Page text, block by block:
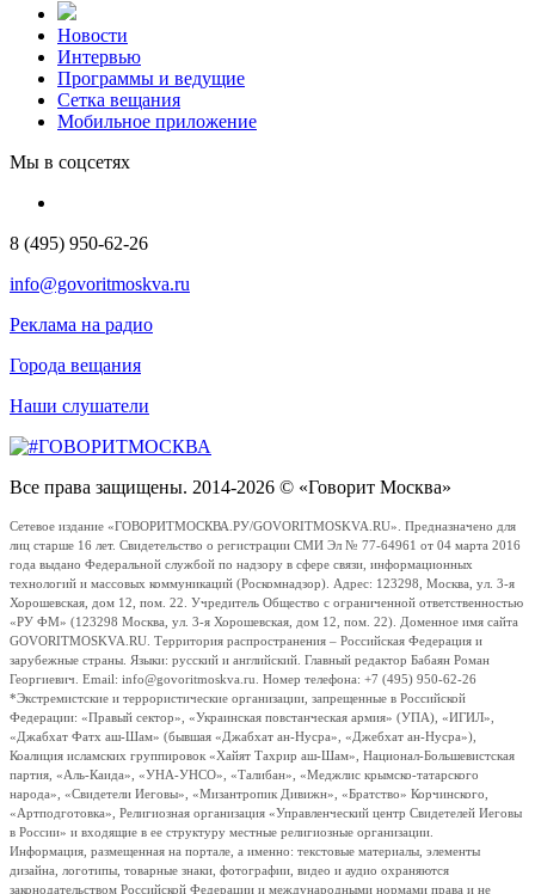
Новости
Интервью
Программы и ведущие
Сетка вещания
Мобильное приложение
Мы в соцсетях
8 (495) 950-62-26
info@govoritmoskva.ru
Реклама на радио
Города вещания
Наши слушатели
Все права защищены. 2014-2026 © «Говорит Москва»
Сетевое издание «ГОВОРИТМОСКВА.РУ/GOVORITMOSKVA.RU». Предназначено для
лиц старше 16 лет. Свидетельство о регистрации СМИ Эл № 77-64961 от 04 марта 2016
года выдано Федеральной службой по надзору в сфере связи, информационных
технологий и массовых коммуникаций (Роскомнадзор). Адрес: 123298, Москва, ул. 3-я
Хорошевская, дом 12, пом. 22. Учредитель Общество с ограниченной ответственностью
«РУ ФМ» (123298 Москва, ул. 3-я Хорошевская, дом 12, пом. 22). Доменное имя сайта
GOVORITMOSKVA.RU. Территория распространения – Российская Федерация и
зарубежные страны. Языки: русский и английский. Главный редактор Бабаян Роман
Георгиевич. Email: info@govoritmoskva.ru. Номер телефона: +7 (495) 950-62-26
*Экстремистские и террористические организации, запрещенные в Российской
Федерации: «Правый сектор», «Украинская повстанческая армия» (УПА), «ИГИЛ»,
«Джабхат Фатх аш-Шам» (бывшая «Джабхат ан-Нусра», «Джебхат ан-Нусра»),
Коалиция исламских группировок «Хайят Тахрир аш-Шам», Национал-Большевистская
партия, «Аль-Каида», «УНА-УНСО», «Талибан», «Меджлис крымско-татарского
народа», «Свидетели Иеговы», «Мизантропик Дивижн», «Братство» Корчинского,
«Артподготовка», Религиозная организация «Управленческий центр Свидетелей Иеговы
в России» и входящие в ее структуру местные религиозные организации.
Информация, размещенная на портале, а именно: текстовые материалы, элементы
дизайна, логотипы, товарные знаки, фотографии, видео и аудио охраняются
законодательством Российской Федерации и международными нормами права и не